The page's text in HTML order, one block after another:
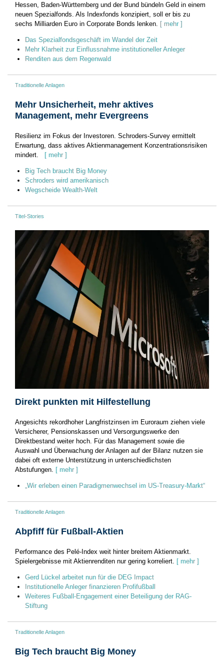
Hessen, Baden-Württemberg und der Bund bündeln Geld in einem
neuen Spezialfonds. Als Indexfonds konzipiert, soll er bis zu
sechs Milliarden Euro in Corporate Bonds lenken. [ mehr ]
Das Spezialfondsgeschäft im Wandel der Zeit
Mehr Klarheit zur Einflussnahme institutioneller Anleger
Renditen aus dem Regenwald
Traditionelle Anlagen
Mehr Unsicherheit, mehr aktives
Management, mehr Evergreens
Resilienz im Fokus der Investoren. Schroders-Survey ermittelt
Erwartung, dass aktives Aktienmanagement Konzentrationsrisiken
mindert.
[ mehr ]
Big Tech braucht Big Money
Schroders wird amerikanisch
Wegscheide Wealth-Welt
Titel-Stories
Direkt punkten mit Hilfestellung
Angesichts rekordhoher Langfristzinsen im Euroraum ziehen viele
Versicherer, Pensionskassen und Versorgungswerke den
Direktbestand weiter hoch. Für das Management sowie die
Auswahl und Überwachung der Anlagen auf der Bilanz nutzen sie
dabei oft externe Unterstützung in unterschiedlichsten
Abstufungen.
[ mehr ]
„Wir erleben einen Paradigmenwechsel im US-Treasury-Markt“
Traditionelle Anlagen
Abpfiff für Fußball-Aktien
Performance des Pelé-Index weit hinter breitem Aktienmarkt.
Spielergebnisse mit Aktienrenditen nur gering korreliert.
[ mehr ]
Gerd Lückel arbeitet nun für die DEG Impact
Institutionelle Anleger finanzieren Profifußball
Weiteres Fußball-Engagement einer Beteiligung der RAG-
Stiftung
Traditionelle Anlagen
Big Tech braucht Big Money